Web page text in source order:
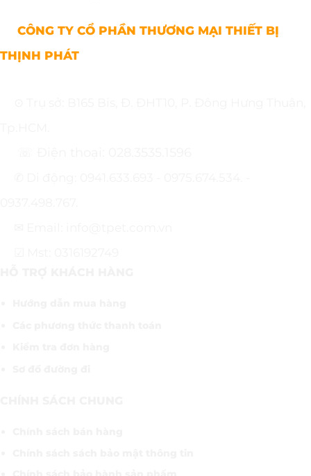
CÔNG TY CỔ PHẦN THƯƠNG MẠI THIẾT BỊ
THỊNH PHÁT